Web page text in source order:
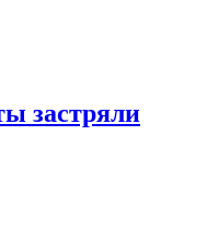
застряли